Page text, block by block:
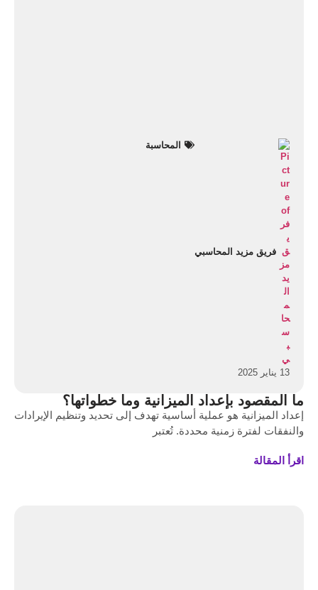
فريق مزيد المحاسبي
المحاسبة
13 يناير 2025
ما المقصود بإعداد الميزانية وما خطواتها؟
إعداد الميزانية هو عملية أساسية تهدف إلى تحديد وتنظيم الإيرادات
والنفقات لفترة زمنية محددة. تُعتبر
اقرأ المقالة